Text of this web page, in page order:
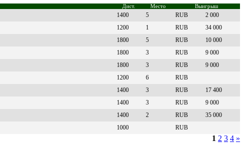
Дист. Место Выигрыш
1400 5 RUB
2 000
1200 1 RUB
34 000
1800 5 RUB
10 000
1800 3 RUB
9 000
1800 3 RUB
9 000
1200 6
RUB
1400 3 RUB
17 400
1400 3 RUB
9 000
1400 2 RUB
35 000
1000 RUB
1 2 3 4 »